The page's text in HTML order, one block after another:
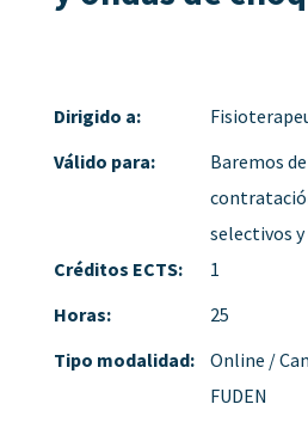
Dirigido a:
Válido para:
Baremos
selectivos
Créditos ECTS:
1
Horas:
25
Tipo modalidad:
Online /
FUDEN